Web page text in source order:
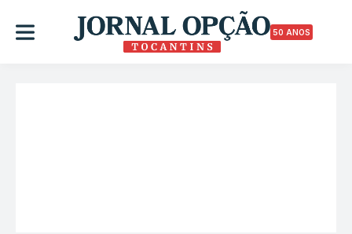
50 ANOS